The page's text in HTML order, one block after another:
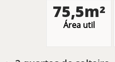
75,5m²
Área util